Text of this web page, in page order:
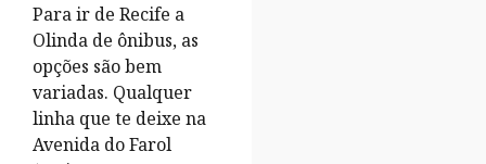
Para ir de Recife a
Olinda de ônibus, as
opções são bem
variadas. Qualquer
linha que te deixe na
Avenida do Farol